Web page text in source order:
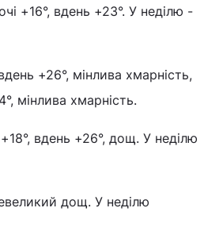
+16°, вдень +23°. У неділю -
+26°, мінлива хмарність,
мінлива хмарність.
вдень +26°, дощ. У неділю
дощ. У неділю